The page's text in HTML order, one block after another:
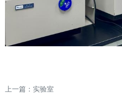
上一篇： 实验室